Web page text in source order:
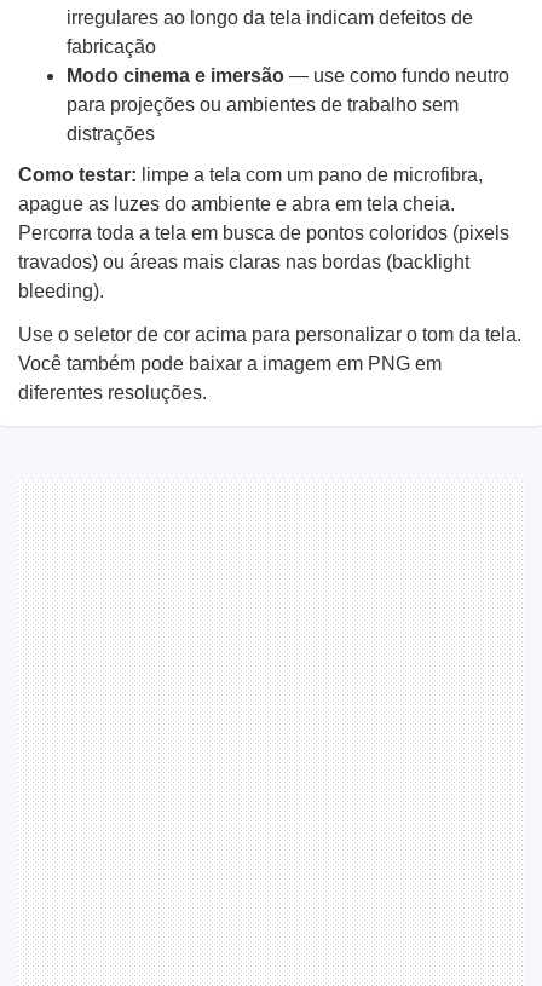
irregulares ao longo da tela indicam defeitos de
fabricação
Modo cinema e imersão — use como fundo neutro
para projeções ou ambientes de trabalho sem
distrações
Como testar: limpe a tela com um pano de microfibra,
apague as luzes do ambiente e abra em tela cheia.
Percorra toda a tela em busca de pontos coloridos (pixels
travados) ou áreas mais claras nas bordas (backlight
bleeding).
Use o seletor de cor acima para personalizar o tom da tela.
Você também pode baixar a imagem em PNG em
diferentes resoluções.